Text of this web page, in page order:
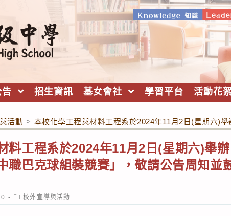
招生資訊 基女會社 學習平台 活動花
活動 > 本校化學工程與材料工程系於2024年11月2日(星期六)
料工程系於2024年11月2日(星期六)舉
職巴克球組裝競賽」，敬請公告周知並
Post
category:
校外宣導與活動